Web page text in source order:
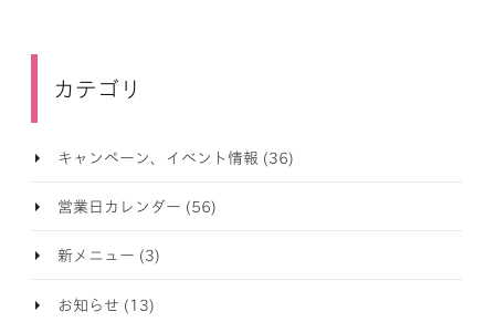
カテゴリ
キャンペーン、イベント情報 (36)
営業日カレンダー (56)
新メニュー (3)
お知らせ (13)